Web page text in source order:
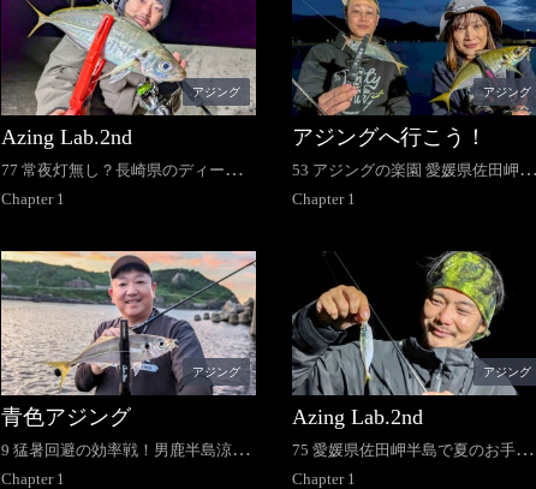
アジング
Azing Lab.2nd
77 常夜灯無し？長崎県のディープ
アジング＆鯵づくしキャンプ
Chapter 1
アジング
アジングへ行こう！
53 アジングの楽園 愛媛県佐田岬半
島を攻略
Chapter 1
アジング
青色アジング
9 猛暑回避の効率戦！男鹿半島涼感
アジング
Chapter 1
アジング
Azing Lab.2nd
75 愛媛県佐田岬半島で夏のお手軽
アジング＆こだわりランチ
Chapter 1